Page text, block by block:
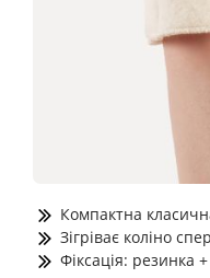
Компактна
Зігріває коліно
Фіксація: резинка